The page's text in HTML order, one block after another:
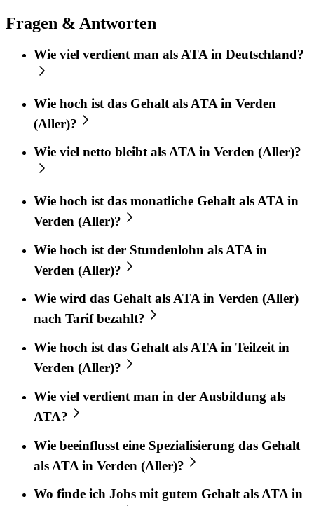
Fragen & Antworten
Wie viel verdient man als ATA in Deutschland?
Wie hoch ist das Gehalt als ATA in Verden
(Aller)?
Wie viel netto bleibt als ATA in Verden (Aller)?
Wie hoch ist das monatliche Gehalt als ATA in
Verden (Aller)?
Wie hoch ist der Stundenlohn als ATA in
Verden (Aller)?
Wie wird das Gehalt als ATA in Verden (Aller)
nach Tarif bezahlt?
Wie hoch ist das Gehalt als ATA in Teilzeit in
Verden (Aller)?
Wie viel verdient man in der Ausbildung als
ATA?
Wie beeinflusst eine Spezialisierung das Gehalt
als ATA in Verden (Aller)?
Wo finde ich Jobs mit gutem Gehalt als ATA in